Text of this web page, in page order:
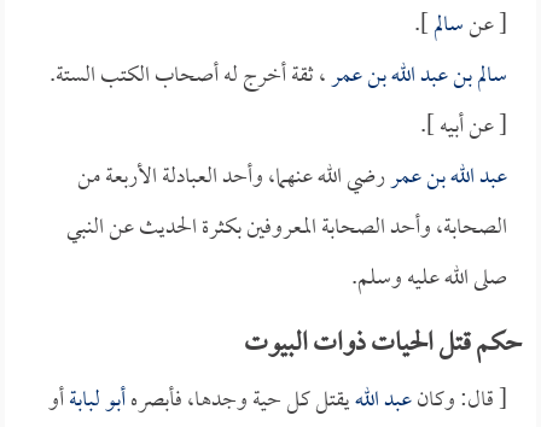
[ عنسالم].
سالم بن عبد الله بن عمر، ثقة أخرج له أصحاب الكتب الستة.
[ عن أبيه ].
عبد الله بن عمررضي الله عنهما، وأحد العبادلة الأربعة من
الصحابة، وأحد الصحابة المعروفين بكثرة الحديث عن النبي
صلى الله عليه وسلم.
حكم قتل الحيات ذوات البيوت
[ قال: وكانعبد اللهيقتل كل حية وجدها، فأبصرهأبو لبابةأو